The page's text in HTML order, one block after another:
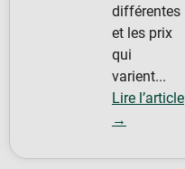
différentes
et les prix
qui
varient...
Lire l’article
→